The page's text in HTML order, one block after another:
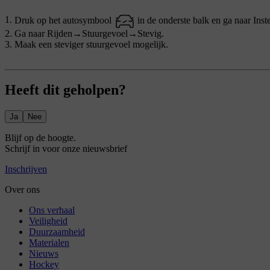
Druk op het autosymbool in de onderste balk en ga naar
Ga naar Rijden → Stuurgevoel → Stevig.
Maak een steviger stuurgevoel mogelijk.
Heeft dit geholpen?
Ja Nee